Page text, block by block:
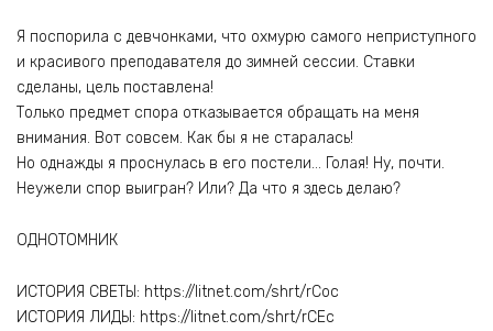
Я поспорила с девчонками, что охмурю самого неприступного
и красивого преподавателя до зимней сессии. Ставки
сделаны, цель поставлена!
Только предмет спора отказывается обращать на меня
внимания. Вот совсем. Как бы я не старалась!
Но однажды я проснулась в его постели… Голая! Ну, почти.
Неужели спор выигран? Или? Да что я здесь делаю?
ОДНОТОМНИК
ИСТОРИЯ СВЕТЫ: https://litnet.com/shrt/rCoc
ИСТОРИЯ ЛИДЫ: https://litnet.com/shrt/rCEc